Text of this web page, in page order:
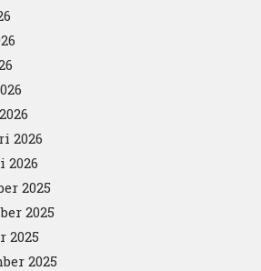
2026
2026
2025
2025
2025
2025